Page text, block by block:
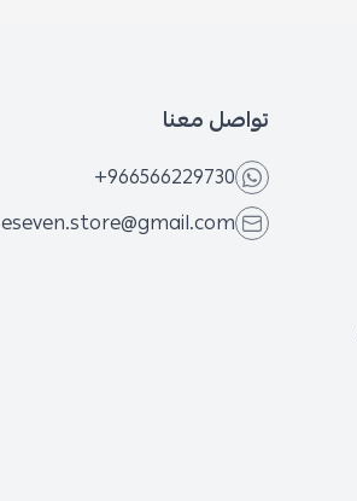
تواصل معنا
+966566229730
eseven.store@gmail.com